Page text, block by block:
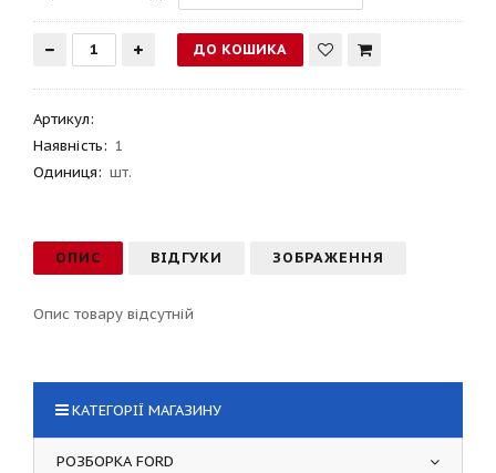
Артикул:
Наявність: 1
Одиниця: шт.
ОПИС ВІДГУКИ ЗОБРАЖЕННЯ
Опис товару відсутній
КАТЕГОРІЇ МАГАЗИНУ
РОЗБОРКА FORD